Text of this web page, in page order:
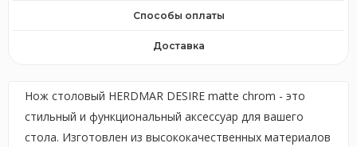
Способы оплаты
Доставка
Нож столовый HERDMAR DESIRE matte chrom - это
стильный и функциональный аксессуар для вашего
стола. Изготовлен из высококачественных материалов